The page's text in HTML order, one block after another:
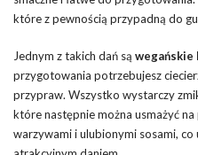
które z pewnością przypadną do
Jednym z takich dań są
przygotowania potrzebujesz
przypraw. Wszystko wystarczy
które następnie można usmażyć
warzywami i ulubionymi sosami,